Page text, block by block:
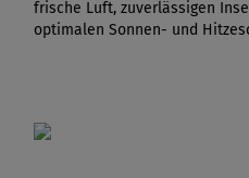
frische Luft, zuverlässigen
optimalen Sonnen- und